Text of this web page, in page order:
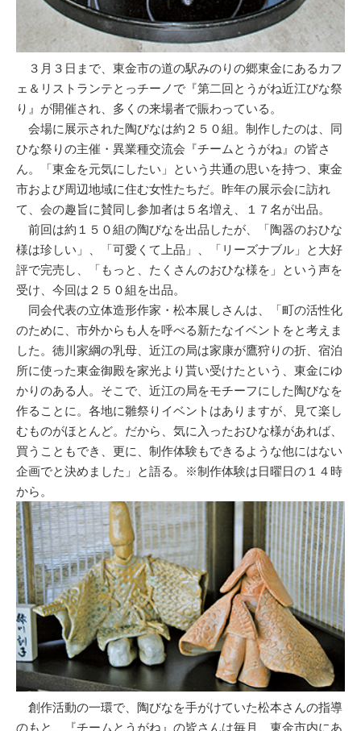
３月３日まで、東金市の道の駅みのりの郷東金にあるカフ
ェ＆リストランテとっチーノで『第二回とうがね近江びな祭
り』が開催され、多くの来場者で賑わっている。
会場に展示された陶びなは約２５０組。制作したのは、同
ひな祭りの主催・異業種交流会『チームとうがね』の皆さ
ん。「東金を元気にしたい」という共通の思いを持つ、東金
市および周辺地域に住む女性たちだ。昨年の展示会に訪れ
て、会の趣旨に賛同し参加者は５名増え、１７名が出品。
前回は約１５０組の陶びなを出品したが、「陶器のおひな
様は珍しい」、「可愛くて上品」、「リーズナブル」と大好
評で完売し、「もっと、たくさんのおひな様を」という声を
受け、今回は２５０組を出品。
同会代表の立体造形作家・松本展しさんは、「町の活性化
のために、市外からも人を呼べる新たなイベントをと考えま
した。徳川家綱の乳母、近江の局は家康が鷹狩りの折、宿泊
所に使った東金御殿を家光より貰い受けたという、東金にゆ
かりのある人。そこで、近江の局をモチーフにした陶びなを
作ることに。各地に雛祭りイベントはありますが、見て楽し
むものがほとんど。だから、気に入ったおひな様があれば、
買うこともでき、更に、制作体験もできるような他にはない
企画でと決めました」と語る。※制作体験は日曜日の１４時
から。
創作活動の一環で、陶びなを手がけていた松本さんの指導
のもと、『チームとうがね』の皆さんは毎月、東金市内にあ